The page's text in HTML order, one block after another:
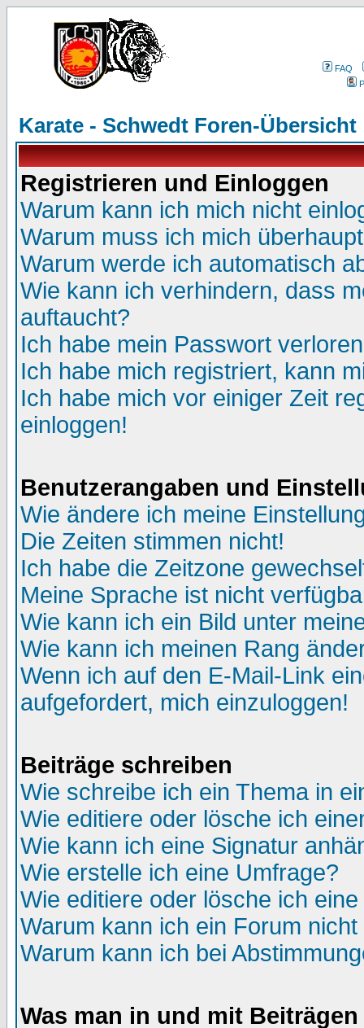
FAQ
Karate - Schwedt Foren-Übersicht
Registrieren und Einloggen
Warum kann ich mich nicht
Warum muss ich mich
Warum werde ich automatisch
Wie kann ich verhindern, dass
auftaucht?
Ich habe mein Passwort
Ich habe mich registriert, kann
Ich habe mich vor einiger Zeit
einloggen!
Benutzerangaben und
Wie ändere ich meine
Die Zeiten stimmen nicht!
Ich habe die Zeitzone
Meine Sprache ist nicht
Wie kann ich ein Bild unter
Wie kann ich meinen Rang
Wenn ich auf den E-Mail-Link
aufgefordert, mich einzuloggen!
Beiträge schreiben
Wie schreibe ich ein Thema in
Wie editiere oder lösche ich
Wie kann ich eine Signatur
Wie erstelle ich eine Umfrage?
Wie editiere oder lösche ich
Warum kann ich ein Forum
Warum kann ich bei
Was man in und mit